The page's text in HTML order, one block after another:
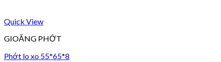
Quick View
GIOĂNG PHỚT
Phớt lo xo 55*65*8